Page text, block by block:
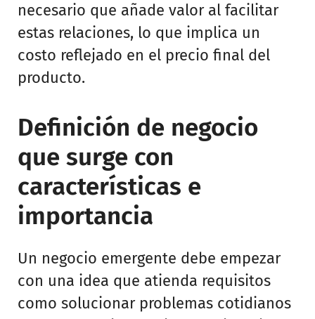
necesario que añade valor al facilitar
estas relaciones, lo que implica un
costo reflejado en el precio final del
producto.
Definición de negocio
que surge con
características e
importancia
Un negocio emergente debe empezar
con una idea que atienda requisitos
como solucionar problemas cotidianos